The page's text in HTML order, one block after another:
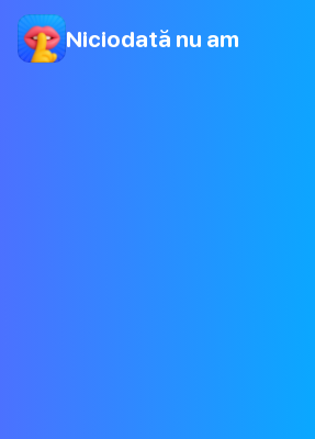
Niciodată nu am